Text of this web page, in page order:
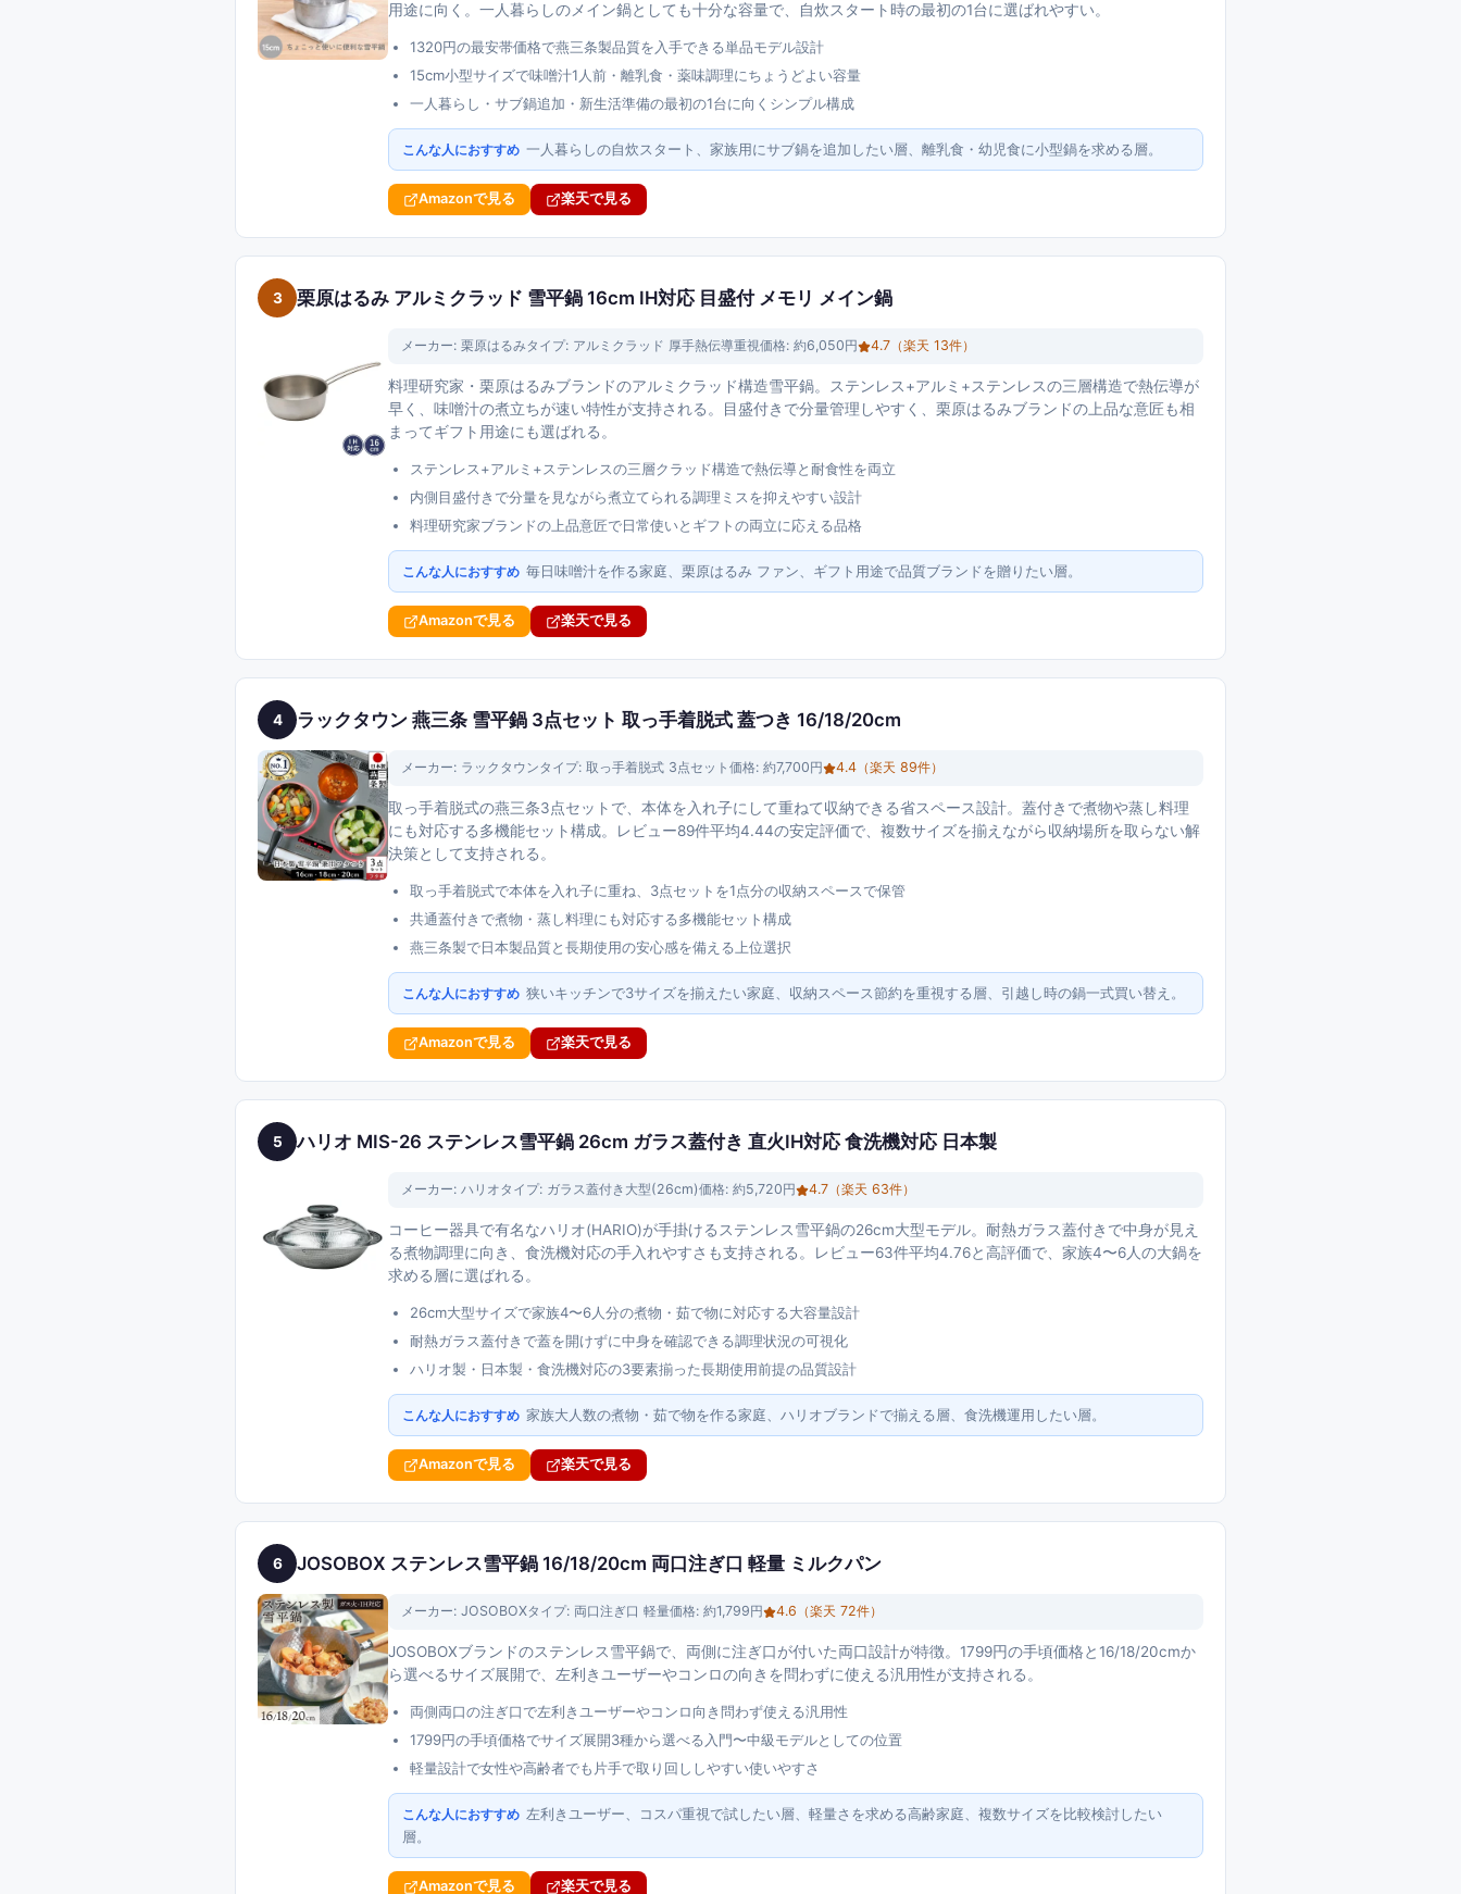
用途に向く。一人暮らしのメイン鍋としても十分な容量で、自炊スタート時の最初の1台に選ばれやすい。
1320円の最安帯価格で燕三条製品質を入手できる単品モデル設計
15cm小型サイズで味噌汁1人前・離乳食・薬味調理にちょうどよい容量
一人暮らし・サブ鍋追加・新生活準備の最初の1台に向くシンプル構成
こんな人におすすめ 一人暮らしの自炊スタート、家族用にサブ鍋を追加したい層、離乳食・幼児食に小型鍋を求める層。
Amazonで見る 楽天で見る
3 栗原はるみ アルミクラッド 雪平鍋 16cm IH対応 目盛付 メモリ メイン鍋
メーカー: 栗原はるみタイプ: アルミクラッド 厚手熱伝導重視価格: 約6,050円 4.7 （楽天 13件）
料理研究家・栗原はるみブランドのアルミクラッド構造雪平鍋。ステンレス+アルミ+ステンレスの三層構造で熱伝導が
早く、味噌汁の煮立ちが速い特性が支持される。目盛付きで分量管理しやすく、栗原はるみブランドの上品な意匠も相
まってギフト用途にも選ばれる。
ステンレス+アルミ+ステンレスの三層クラッド構造で熱伝導と耐食性を両立
内側目盛付きで分量を見ながら煮立てられる調理ミスを抑えやすい設計
料理研究家ブランドの上品意匠で日常使いとギフトの両立に応える品格
こんな人におすすめ 毎日味噌汁を作る家庭、栗原はるみ ファン、ギフト用途で品質ブランドを贈りたい層。
Amazonで見る 楽天で見る
4 ラックタウン 燕三条 雪平鍋 3点セット 取っ手着脱式 蓋つき 16/18/20cm
メーカー: ラックタウンタイプ: 取っ手着脱式 3点セット 価格: 約7,700円 4.4 （楽天 89件）
取っ手着脱式の燕三条3点セットで、本体を入れ子にして重ねて収納できる省スペース設計。蓋付きで煮物や蒸し料理
にも対応する多機能セット構成。レビュー89件平均4.44の安定評価で、複数サイズを揃えながら収納場所を取らない解
決策として支持される。
取っ手着脱式で本体を入れ子に重ね、3点セットを1点分の収納スペースで保管
共通蓋付きで煮物・蒸し料理にも対応する多機能セット構成
燕三条製で日本製品質と長期使用の安心感を備える上位選択
こんな人におすすめ 狭いキッチンで3サイズを揃えたい家庭、収納スペース節約を重視する層、引越し時の鍋一式買い替え。
Amazonで見る 楽天で見る
5 ハリオ MIS-26 ステンレス雪平鍋 26cm ガラス蓋付き 直火IH対応 食洗機対応 日本製
メーカー: ハリオタイプ: ガラス蓋付き大型(26cm)価格: 約5,720円 4.7 （楽天 63件）
コーヒー器具で有名なハリオ(HARIO)が手掛けるステンレス雪平鍋の26cm大型モデル。耐熱ガラス蓋付きで中身が見え
る煮物調理に向き、食洗機対応の手入れやすさも支持される。レビュー63件平均4.76と高評価で、家族4〜6人の大鍋を
求める層に選ばれる。
26cm大型サイズで家族4〜6人分の煮物・茹で物に対応する大容量設計
耐熱ガラス蓋付きで蓋を開けずに中身を確認できる調理状況の可視化
ハリオ製・日本製・食洗機対応の3要素揃った長期使用前提の品質設計
こんな人におすすめ 家族大人数の煮物・茹で物を作る家庭、ハリオブランドで揃える層、食洗機運用したい層。
Amazonで見る 楽天で見る
6 JOSOBOX ステンレス雪平鍋 16/18/20cm 両口注ぎ口 軽量 ミルクパン
メーカー: JOSOBOXタイプ: 両口注ぎ口 軽量価格: 約1,799円 4.6 （楽天 72件）
JOSOBOXブランドのステンレス雪平鍋で、両側に注ぎ口が付いた両口設計が特徴。1799円の手頃価格と16/18/20cmか
ら選べるサイズ展開で、左利きユーザーやコンロの向きを問わずに使える汎用性が支持される。
両側両口の注ぎ口で左利きユーザーやコンロ向き問わず使える汎用性
1799円の手頃価格でサイズ展開3種から選べる入門〜中級モデルとしての位置
軽量設計で女性や高齢者でも片手で取り回ししやすい使いやすさ
こんな人におすすめ 左利きユーザー、コスパ重視で試したい層、軽量さを求める高齢家庭、複数サイズを比較検討したい
層。
Amazonで見る 楽天で見る